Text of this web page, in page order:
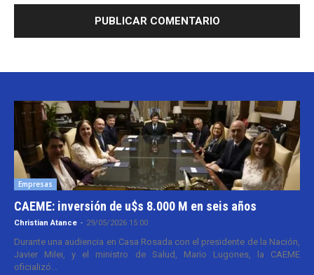
Empresas
CAEME: inversión de u$s 8.000 M en seis años
Christian Atance - 29/05/2026 15:00
Durante una audiencia en Casa Rosada con el presidente de la Nación,
Javier Milei, y el ministro de Salud, Mario Lugones, la CAEME
oficializó...